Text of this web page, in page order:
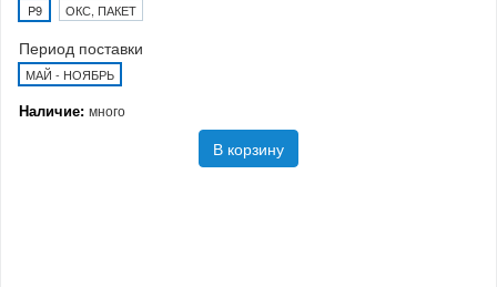
P9 ОКС, ПАКЕТ
Период поставки
МАЙ - НОЯБРЬ
Наличие: много
В корзину